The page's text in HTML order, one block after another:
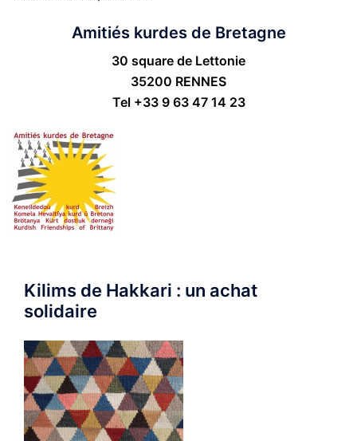
Amitiés kurdes de Bretagne
30 square de Lettonie
35200 RENNES
Tel +33 9 63 47 14 23
Kilims de Hakkari : un achat
solidaire